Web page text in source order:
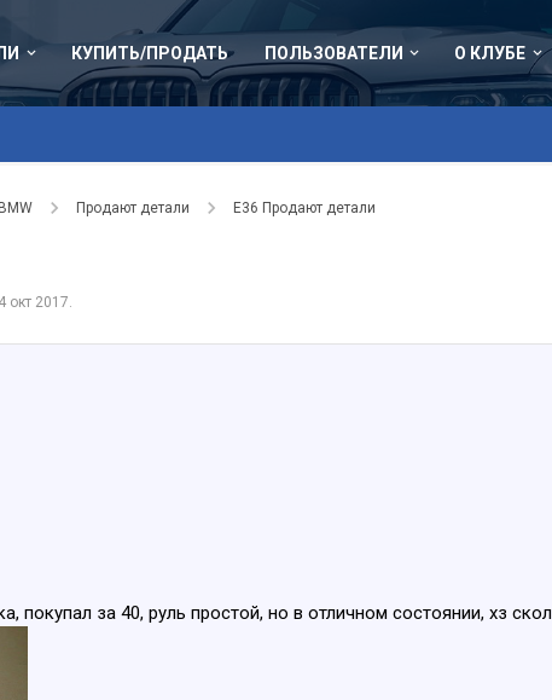
КУПИТЬ/ПРОДАТЬ ПОЛЬЗОВАТЕЛИ О КЛУБЕ
Продают детали Е36 Продают детали
окт 2017.
покупал за 40, руль простой, но в отличном состоянии, хз